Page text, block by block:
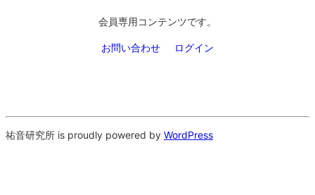
会員専用コンテンツです。
お問い合わせ ログイン
祐音研究所 is proudly powered by WordPress